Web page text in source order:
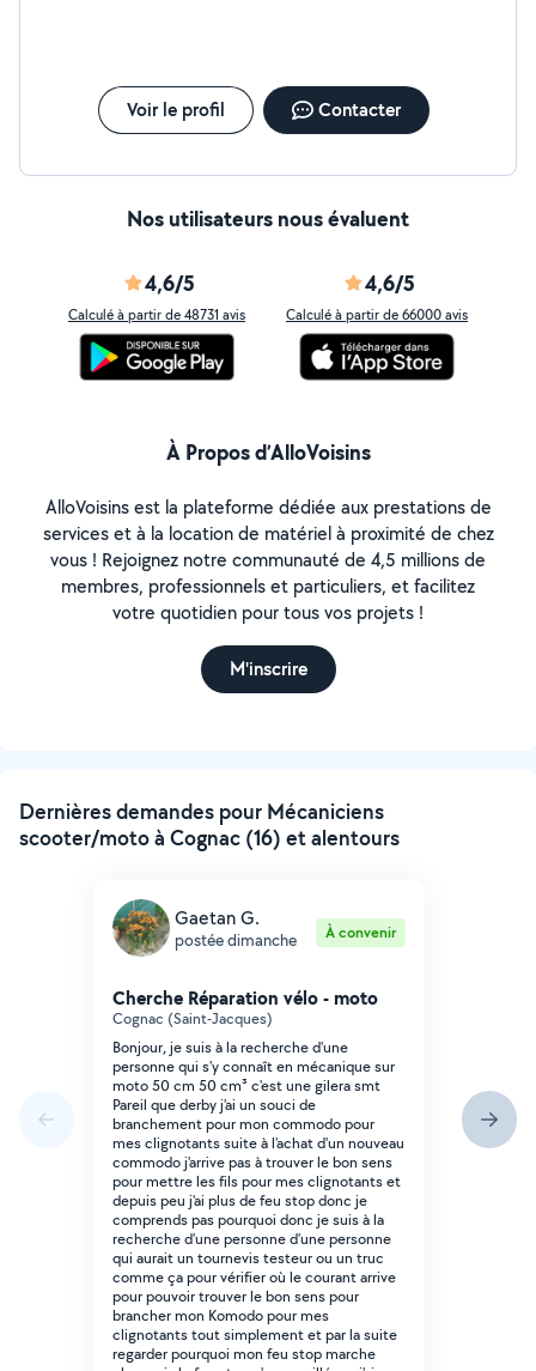
Voir le profil Contacter
Nos utilisateurs nous évaluent
4,6/5
Calculé à partir de 48731 avis
4,6/5
Calculé à partir de 66000 avis
À Propos d’AlloVoisins
AlloVoisins est la plateforme dédiée aux prestations de
services et à la location de matériel à proximité de chez
vous ! Rejoignez notre communauté de 4,5 millions de
membres, professionnels et particuliers, et facilitez
votre quotidien pour tous vos projets !
M'inscrire
Dernières demandes pour Mécaniciens
scooter/moto à Cognac (16) et alentours
Gaetan G.
postée dimanche À convenir
Cherche Réparation vélo - moto
Cognac (Saint-Jacques)
Bonjour, je suis à la recherche d'une
personne qui s'y connaît en mécanique sur
moto 50 cm 50 cm³ c'est une gilera smt
Pareil que derby j'ai un souci de
branchement pour mon commodo pour
mes clignotants suite à l'achat d'un nouveau
commodo j'arrive pas à trouver le bon sens
pour mettre les fils pour mes clignotants et
depuis peu j'ai plus de feu stop donc je
comprends pas pourquoi donc je suis à la
recherche d'une personne d'une personne
qui aurait un tournevis testeur ou un truc
comme ça pour vérifier où le courant arrive
pour pouvoir trouver le bon sens pour
brancher mon Komodo pour mes
clignotants tout simplement et par la suite
regarder pourquoi mon feu stop marche